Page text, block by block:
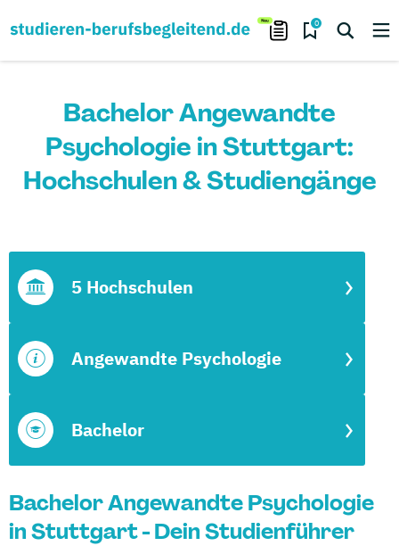
0
Bachelor Angewandte
Psychologie in Stuttgart:
Hochschulen & Studiengänge
Bachelor
Angewandte Psychologie
5 Hochschulen
Bachelor Angewandte Psychologie
in Stuttgart - Dein Studienführer